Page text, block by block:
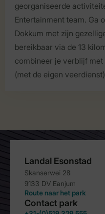
georganiseerde
Entertainment team. Ga
Dokkum met zijn
bereikbaar via de 13
combineer je verblijf
(met de eigen